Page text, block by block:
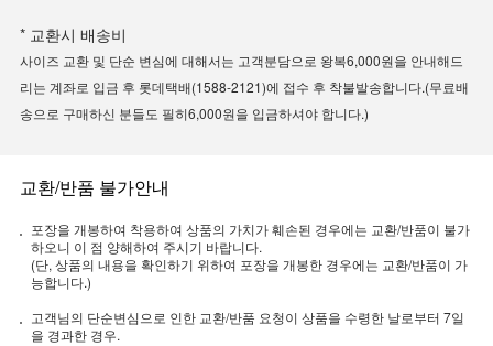
* 교환시 배송비
사이즈 교환 및 단순 변심에 대해서는 고객분담으로 왕복6,000원을 안내해드
리는 계좌로 입금 후 롯데택배(1588-2121)에 접수 후 착불발송합니다.(무료배
송으로 구매하신 분들도 필히6,000원을 입금하셔야 합니다.)
교환/반품 불가안내
포장을 개봉하여 착용하여 상품의 가치가 훼손된 경우에는 교환/반품이 불가
하오니 이 점 양해하여 주시기 바랍니다.
(단, 상품의 내용을 확인하기 위하여 포장을 개봉한 경우에는 교환/반품이 가
능합니다.)
고객님의 단순변심으로 인한 교환/반품 요청이 상품을 수령한 날로부터 7일
을 경과한 경우.